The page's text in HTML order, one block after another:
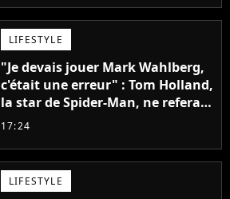
LIFESTYLE
"Je devais jouer Mark Wahlberg,
c'était une erreur" : Tom Holland,
la star de Spider-Man, ne referait
pas ce blockbuster
17:24
LIFESTYLE